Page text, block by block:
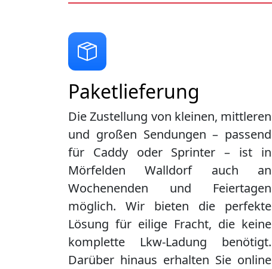
Paketlieferung
Die Zustellung von kleinen, mittleren
und großen Sendungen – passend
für Caddy oder Sprinter – ist in
Mörfelden Walldorfauch an
Wochenenden und Feiertagen
möglich. Wir bieten die perfekte
Lösung für eilige Fracht, die keine
komplette Lkw-Ladung benötigt.
Darüber hinaus erhalten Sie online